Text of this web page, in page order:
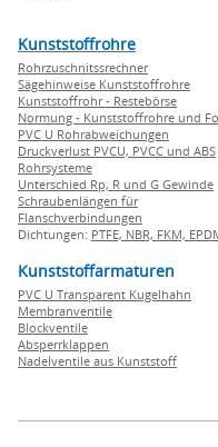
Kunststoffrohre
Rohrzuschnitssrechner
Sägehinweise Kunststoffrohre
Kunststoffrohr - Restebörse
Normung - Kunststoffrohre und
PVC U Rohrabweichungen
Druckverlust PVCU, PVCC und ABS
Rohrsysteme
Unterschied Rp, R und G Gewinde
Schraubenlängen für
Flanschverbindungen
Dichtungen: PTFE, NBR, FKM,
Kunststoffarmaturen
PVC U Transparent Kugelhahn
Membranventile
Blockventile
Absperrklappen
Nadelventile aus Kunststoff